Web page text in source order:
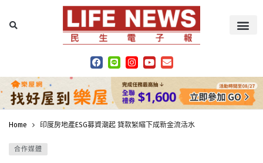
Home 印度房地產ESG募資潮起 貸款緊縮下成新金流活水
合作媒體